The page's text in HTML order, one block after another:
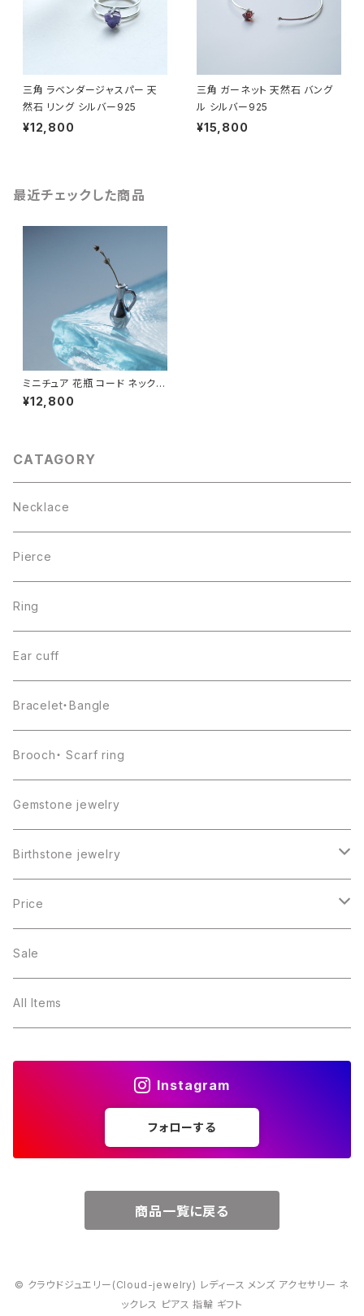
三角 ラベンダージャスパー 天
然石 リング シルバー925
¥12,800
三角 ガーネット 天然石 バング
ル シルバー925
¥15,800
最近チェックした商品
ミニチュア 花瓶 コード ネックレ
ス シルバー925
¥12,800
CATAGORY
Necklace
Pierce
Ring
Ear cuff
Bracelet・Bangle
Brooch・ Scarf ring
Gemstone jewelry
Birthstone jewelry
１月・ガーネット
２月・アメジスト
３月・アクアマリン
Price
～5000円
～10000円
Sale
All Items
Instagram
フォローする
商品一覧に戻る
© クラウドジュエリー(Cloud-jewelry) レディース メンズ アクセサリー ネ
ックレス ピアス 指輪 ギフト